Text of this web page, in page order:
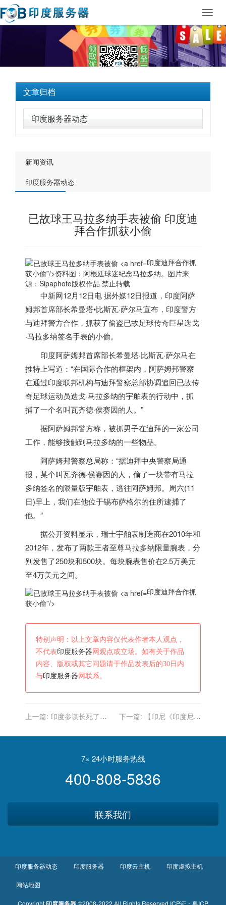
文章归档
印度服务器动态
新闻资讯
印度服务器动态
已故球王马拉多纳手表被偷 印度迪
拜合作抓获小偷
印度迪拜合作抓
获小偷”/>资料图：阿根廷球迷纪念马拉多纳。图片来
源：Sipaphoto版权作品 禁止转载
中新网12月12日电 据外媒12日报道， 印度阿萨
姆邦首席部长希曼塔•比斯瓦·萨尔马宣布， 印度警方
与迪拜警方合作，抓获了偷盗已故足球传奇巨星迭戈
·马拉多纳签名手表的小偷。
印度阿萨姆邦首席部长希曼塔·比斯瓦·萨尔马在
推特上写道：“在国际合作的框架内，阿萨姆邦警察
在通过印度联邦机构与迪拜警察总部协调追回已故传
奇足球运动员迭戈·马拉多纳的宇舶表的行动中，抓
捕了一个名叫瓦齐德·侯赛因的人。”
据阿萨姆邦警方称，被抓男子在迪拜的一家公司
工作，能够接触到马拉多纳的一些物品。
阿萨姆邦警察总局称：“据迪拜中央警察局通
报，某个叫瓦齐德·侯赛因的人，偷了一块带有马拉
多纳签名的限量版宇舶表，逃往阿萨姆邦。周六(11
日)早上，我们在他位于锡布萨格尔的住所逮捕了
他。”
据公开资料显示，瑞士宇舶表制造商在2010年和
2012年，发布了两款王者至尊马拉多纳限量腕表，分
别发售了250块和500块。每块腕表售价在2.5万美元
至4万美元之间。
印度迪拜合作抓
获小偷”/>
特别声明：以上文章内容仅代表作者本人观点，
不代表印度服务器 网观点或立场。如有关于作品
内容、版权或其它问题请于作品发表后的30日内
与印度服务器 网联系。
上一篇: 印度参谋长死了，
下一篇:
【印尼《印度尼西
海外华文媒体漳州行启动
7× 24小时服务热线
400-808-5836
联系我们
印度服务器动态 印度服务器 印度云主机 印度虚拟主机
网站地图
Copyright ©2008-2022 All Rights Reserved ICP证： 粤ICP